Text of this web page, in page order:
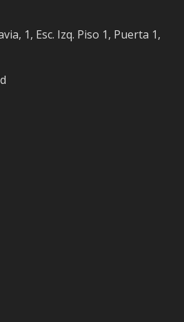
1, Esc. Izq. Piso 1, Puerta 1,